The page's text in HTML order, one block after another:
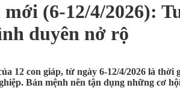
(6-12/4/2026):
duyên nở rộ
12 con giáp, từ ngày 6-12/4/2026 là thời
Bản mệnh nên tận dụng những cơ